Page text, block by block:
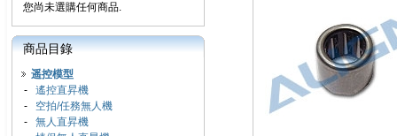
您尚未選購任何商品.
商品目錄
遥控模型
- 遙控直昇機
- 空拍/任務無人機
- 無人直昇機